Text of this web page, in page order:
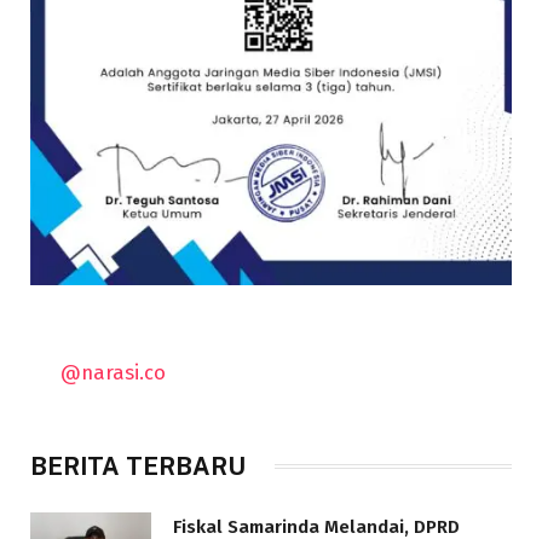
@narasi.co
BERITA TERBARU
Fiskal Samarinda Melandai, DPRD